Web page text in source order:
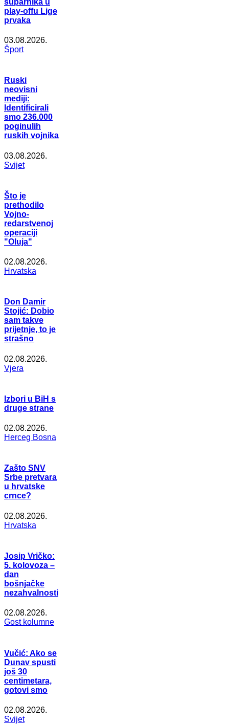
play-offu Lige
prvaka
03.08.2026.
Šport
Ruski
neovisni
mediji:
Identificirali
smo 236.000
poginulih
ruskih vojnika
03.08.2026.
Svijet
Što je
prethodilo
Vojno-
redarstvenoj
operaciji
"Oluja"
02.08.2026.
Hrvatska
Don Damir
Stojić: Dobio
sam takve
prijetnje, to je
strašno
02.08.2026.
Vjera
Izbori u BiH s
druge strane
02.08.2026.
Herceg Bosna
Zašto SNV
Srbe pretvara
u hrvatske
crnce?
02.08.2026.
Hrvatska
Josip Vričko:
5. kolovoza –
dan
bošnjačke
nezahvalnosti
02.08.2026.
Gost kolumne
Vučić: Ako se
Dunav spusti
još 30
centimetara,
gotovi smo
02.08.2026.
Svijet